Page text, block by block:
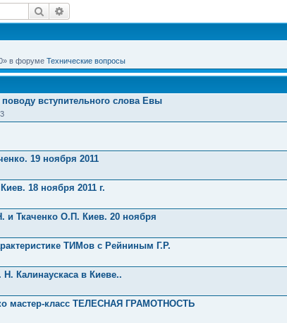
Поиск
в форуме Технические вопросы
вступительного слова Евы
19 ноября 2011
18 ноября 2011 г.
и Ткаченко О.П. Киев. 20 ноября
ТИМов с Рейниным Г.Р.
Калинаускаса в Киеве..
мастер-класс ТЕЛЕСНАЯ ГРАМОТНОСТЬ